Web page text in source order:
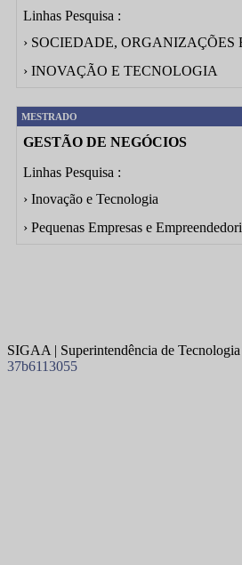
Linhas Pesquisa :
› SOCIEDADE, ORGANIZAÇÕES
› INOVAÇÃO E TECNOLOGIA
MESTRADO
GESTÃO DE NEGÓCIOS
Linhas Pesquisa :
› Inovação e Tecnologia
› Pequenas Empresas e
SIGAA | Superintendência de
37b6113055